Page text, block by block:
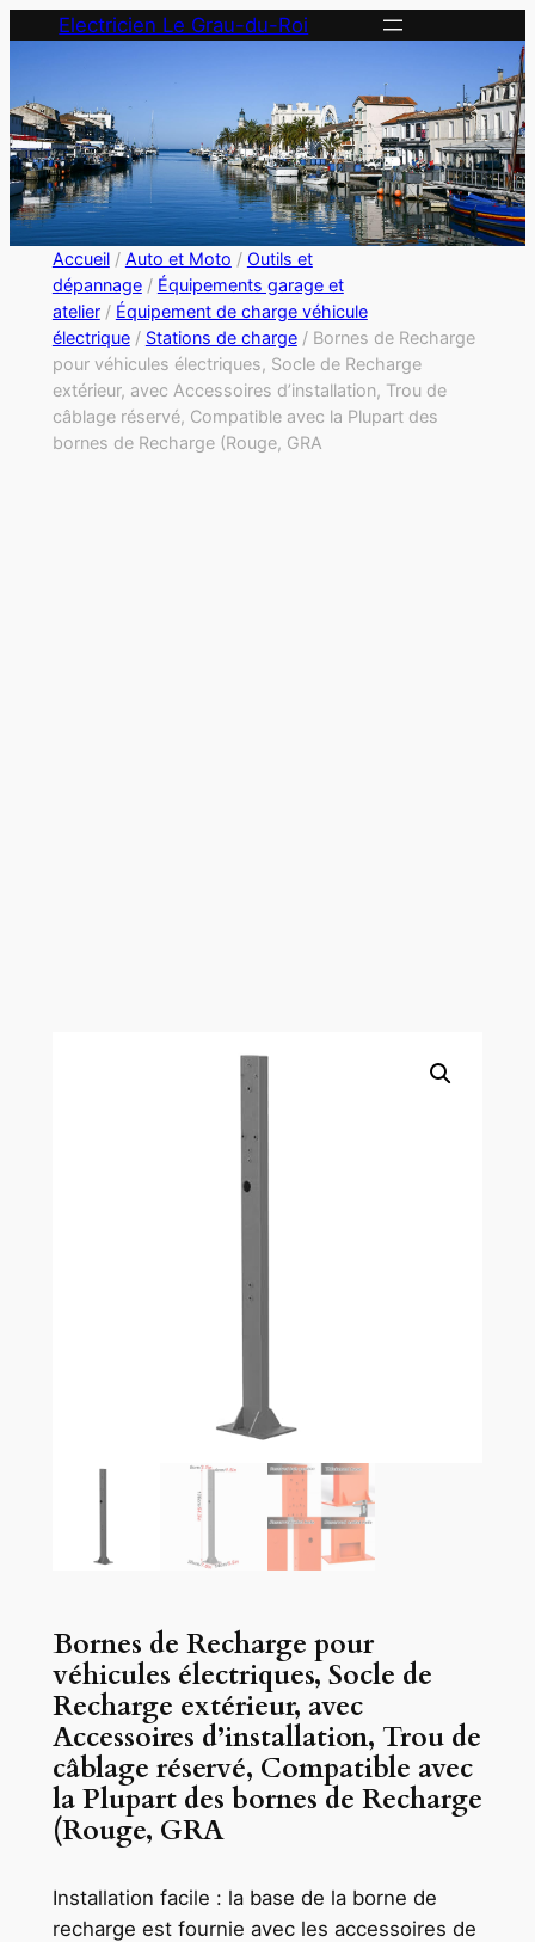
Electricien Le Grau-du-Roi
Accueil/ Auto et Moto / Outils et
dépannage/ Équipements garage et
atelier/ Équipement de charge véhicule
électrique/ Stations de charge/ Bornes de Recharge
pour véhicules électriques, Socle de Recharge
extérieur, avec Accessoires d’installation, Trou de
câblage réservé, Compatible avec la Plupart des
bornes de Recharge (Rouge, GRA
Bornes de Recharge pour
véhicules électriques, Socle de
Recharge extérieur, avec
Accessoires d’installation, Trou de
câblage réservé, Compatible avec
la Plupart des bornes de Recharge
(Rouge, GRA
Installation facile : la base de la borne de
recharge est fournie avec les accessoires de